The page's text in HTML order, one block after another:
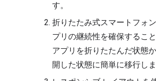
す。
折りたたみ式スマートフォ
プリの継続性を確保すること
アプリを折りたたんだ状態
開した状態に簡単に移行しま